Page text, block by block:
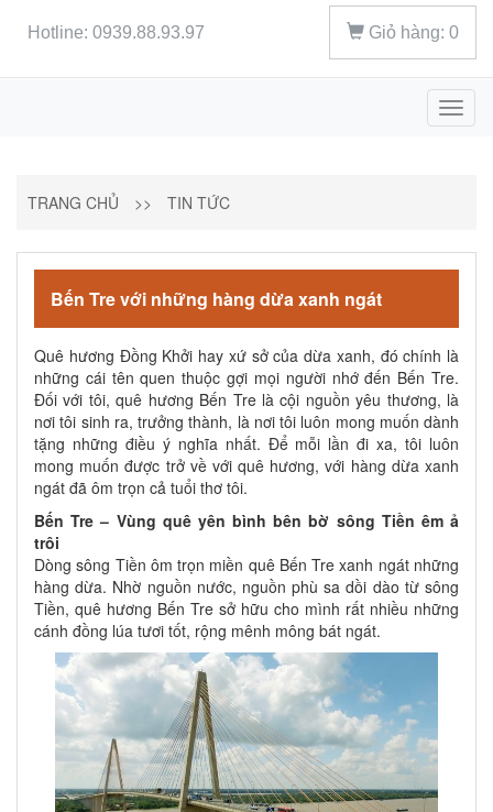
Hotline: 0939.88.93.97 Giỏ hàng: 0
TRANG CHỦ >> TIN TỨC
Bến Tre với những hàng dừa xanh ngát
Quê hương Đồng Khởi hay xứ sở của dừa xanh, đó chính là
những cái tên quen thuộc gợi mọi người nhớ đến Bến Tre.
Đối với tôi, quê hương Bến Tre là cội nguồn yêu thương, là
nơi tôi sinh ra, trưởng thành, là nơi tôi luôn mong muốn dành
tặng những điều ý nghĩa nhất. Để mỗi lần đi xa, tôi luôn
mong muốn được trở về với quê hương, với hàng dừa xanh
ngát đã ôm trọn cả tuổi thơ tôi.
Bến Tre – Vùng quê yên bình bên bờ sông Tiền êm ả
trôi
Dòng sông Tiền ôm trọn miền quê Bến Tre xanh ngát những
hàng dừa. Nhờ nguồn nước, nguồn phù sa dồi dào từ sông
Tiền, quê hương Bến Tre sở hữu cho mình rất nhiều những
cánh đồng lúa tươi tốt, rộng mênh mông bát ngát.